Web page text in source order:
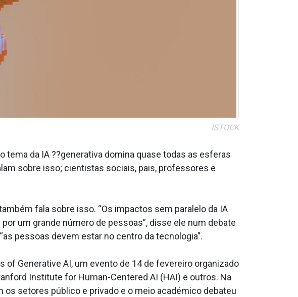
ISTOCK
tema da IA ??generativa domina quase todas as esferas
sobre isso; cientistas sociais, pais, professores e
fala sobre isso. “Os impactos sem paralelo da IA
um grande número de pessoas”, disse ele num debate
pessoas devem estar no centro da tecnologia”.
Generative AI, um evento de 14 de fevereiro organizado
Institute for Human-Centered AI (HAI) e outros. Na
setores público e privado e o meio académico debateu